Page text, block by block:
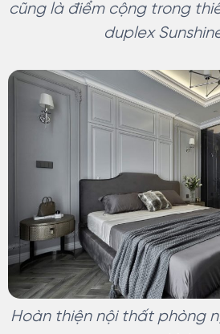
cũng là điểm cộng trong
duplex
Hoàn thiện nội thất phòng